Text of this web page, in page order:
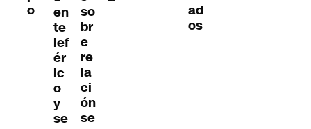
o
en
te
lef
ér
ic
o
y
se
so
br
e
re
la
ci
ón
se
ad
os